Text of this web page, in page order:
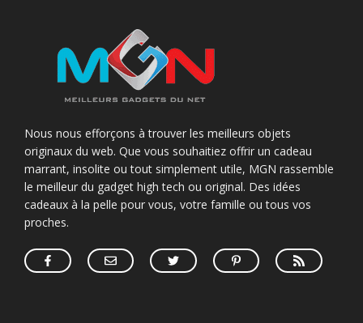
Nous nous efforçons à trouver les meilleurs objets
originaux du web. Que vous souhaitiez offrir un cadeau
marrant, insolite ou tout simplement utile, MGN rassemble
le meilleur du gadget high tech ou original. Des idées
cadeaux à la pelle pour vous, votre famille ou tous vos
proches.